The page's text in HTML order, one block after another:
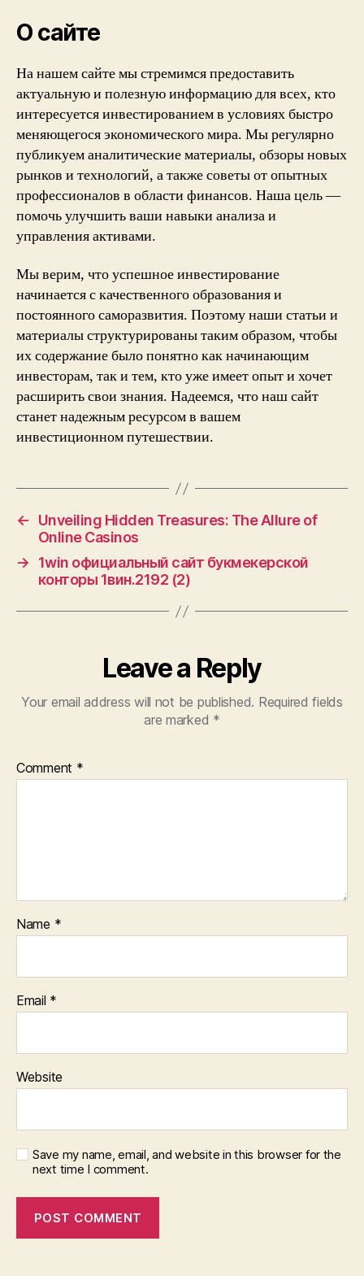
О сайте
На нашем сайте мы стремимся предоставить
актуальную и полезную информацию для всех, кто
интересуется инвестированием в условиях быстро
меняющегося экономического мира. Мы регулярно
публикуем аналитические материалы, обзоры новых
рынков и технологий, а также советы от опытных
профессионалов в области финансов. Наша цель —
помочь улучшить ваши навыки анализа и
управления активами.
Мы верим, что успешное инвестирование
начинается с качественного образования и
постоянного саморазвития. Поэтому наши статьи и
материалы структурированы таким образом, чтобы
их содержание было понятно как начинающим
инвесторам, так и тем, кто уже имеет опыт и хочет
расширить свои знания. Надеемся, что наш сайт
станет надежным ресурсом в вашем
инвестиционном путешествии.
←
Unveiling Hidden Treasures: The Allure of
Online Casinos
→
1win официальный сайт букмекерской
конторы 1вин.2192 (2)
Leave a Reply
Your email address will not be published. Required fields
are marked *
Comment *
Name *
Email *
Website
Save my name, email, and website in this browser for the
next time I comment.